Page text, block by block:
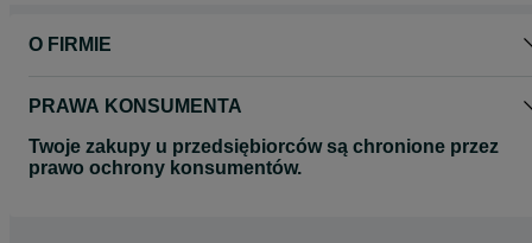
O FIRMIE
PRAWA KONSUMENTA
Twoje zakupy u przedsiębiorców są chronione przez
prawo ochrony konsumentów.